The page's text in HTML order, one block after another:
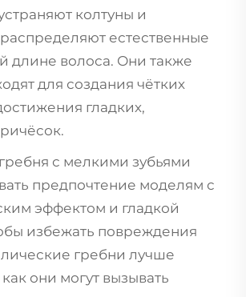
колтуны и
естественные
длине волоса. Они также
для создания чётких
гладких,
с мелкими зубьями
предпочтение моделям с
эффектом и гладкой
избежать повреждения
гребни лучше
как они могут вызывать